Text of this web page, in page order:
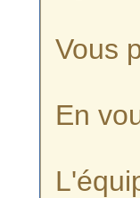
Vous
En